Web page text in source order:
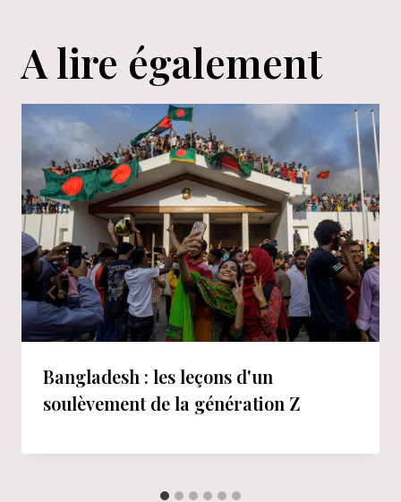
A lire également
Bangladesh : les leçons d'un
soulèvement de la génération Z